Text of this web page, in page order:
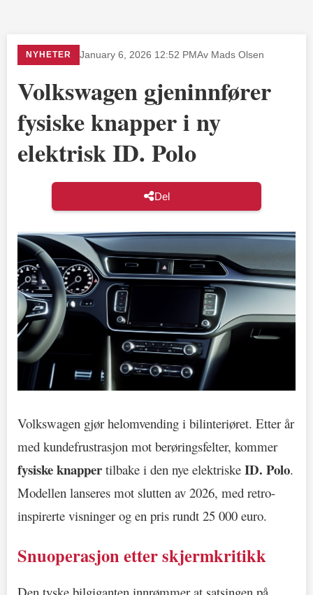
NYHETER January 6, 2026 12:52 PMAv Mads Olsen
Volkswagen gjeninnfører
fysiske knapper i ny
elektrisk ID. Polo
Del
Volkswagen gjør helomvending i bilinteriøret. Etter år
med kundefrustrasjon mot berøringsfelter, kommer
fysiske knapper tilbake i den nye elektriske ID. Polo.
Modellen lanseres mot slutten av 2026, med retro-
inspirerte visninger og en pris rundt 25 000 euro.
Snuoperasjon etter skjermkritikk